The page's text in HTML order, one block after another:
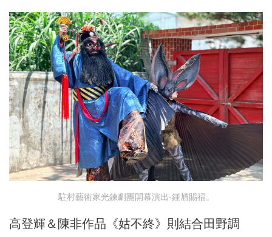
駐村藝術家光鍊劇團開幕演出-鍾馗賜福。
高登輝＆陳非作品《姑不終》則結合田野調